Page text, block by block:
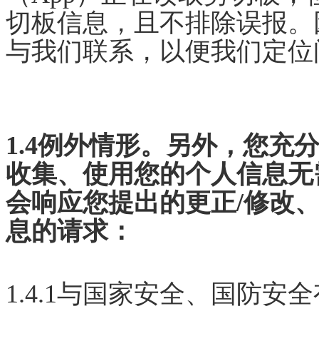
切板信息，且不排除误报
与我们联系，以便我们定
1.4例外情形。另外，您充
收集、使用您的个人信息
会响应您提出的更正/修改
息的请求：
1.4.1与国家安全、国防安